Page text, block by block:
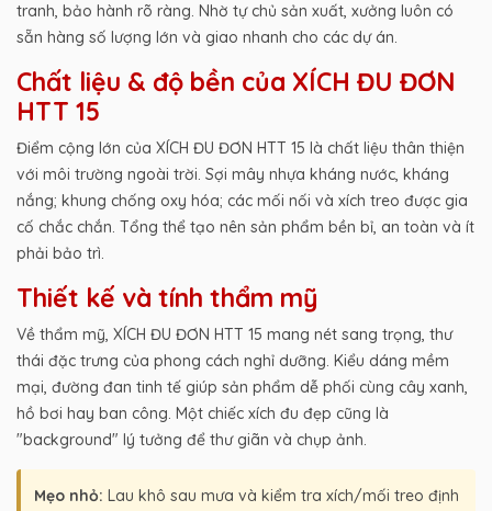
tranh, bảo hành rõ ràng. Nhờ tự chủ sản xuất, xưởng luôn có
sẵn hàng số lượng lớn và giao nhanh cho các dự án.
Chất liệu & độ bền của XÍCH ĐU ĐƠN
HTT 15
Điểm cộng lớn của XÍCH ĐU ĐƠN HTT 15 là chất liệu thân thiện
với môi trường ngoài trời. Sợi mây nhựa kháng nước, kháng
nắng; khung chống oxy hóa; các mối nối và xích treo được gia
cố chắc chắn. Tổng thể tạo nên sản phẩm bền bỉ, an toàn và ít
phải bảo trì.
Thiết kế và tính thẩm mỹ
Về thẩm mỹ, XÍCH ĐU ĐƠN HTT 15 mang nét sang trọng, thư
thái đặc trưng của phong cách nghỉ dưỡng. Kiểu dáng mềm
mại, đường đan tinh tế giúp sản phẩm dễ phối cùng cây xanh,
hồ bơi hay ban công. Một chiếc xích đu đẹp cũng là
"background" lý tưởng để thư giãn và chụp ảnh.
Mẹo nhỏ: Lau khô sau mưa và kiểm tra xích/mối treo định